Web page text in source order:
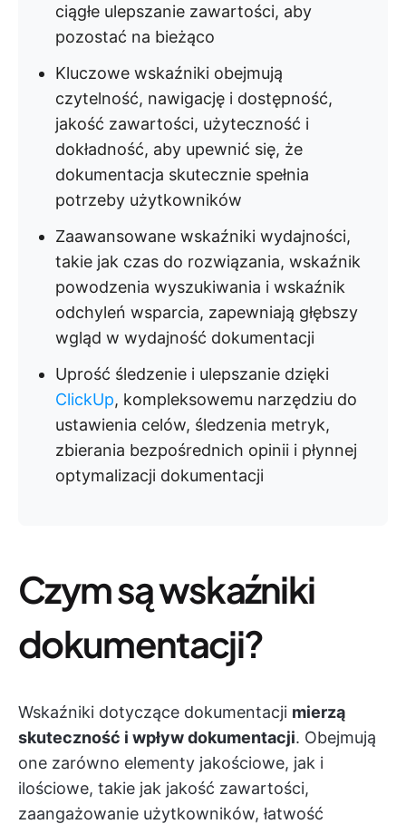
ciągłe ulepszanie zawartości, aby
pozostać na bieżąco
Kluczowe wskaźniki obejmują
czytelność, nawigację i dostępność,
jakość zawartości, użyteczność i
dokładność, aby upewnić się, że
dokumentacja skutecznie spełnia
potrzeby użytkowników
Zaawansowane wskaźniki wydajności,
takie jak czas do rozwiązania, wskaźnik
powodzenia wyszukiwania i wskaźnik
odchyleń wsparcia, zapewniają głębszy
wgląd w wydajność dokumentacji
Uprość śledzenie i ulepszanie dzięki
ClickUp, kompleksowemu narzędziu do
ustawienia celów, śledzenia metryk,
zbierania bezpośrednich opinii i płynnej
optymalizacji dokumentacji
Czym są wskaźniki
dokumentacji?
Wskaźniki dotyczące dokumentacji mierzą
skuteczność i wpływ dokumentacji. Obejmują
one zarówno elementy jakościowe, jak i
ilościowe, takie jak jakość zawartości,
zaangażowanie użytkowników, łatwość